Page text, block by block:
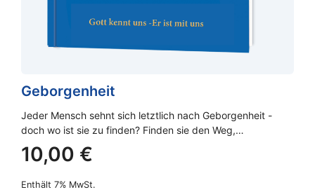
Geborgenheit
Jeder Mensch sehnt sich letztlich nach Geborgenheit -
doch wo ist sie zu finden? Finden sie den Weg,…
10,00 €
Enthält 7% MwSt.